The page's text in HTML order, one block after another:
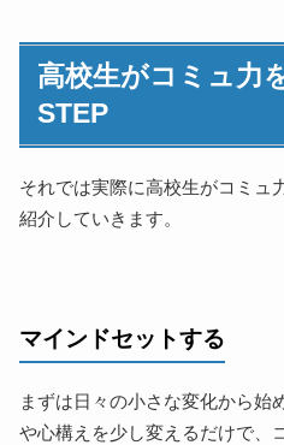
高校生がコミュ力
STEP
それでは実際に高校生がコミュ
紹介していきます。
マインドセットする
まずは日々の小さな変化から始
や心構えを少し変えるだけで、